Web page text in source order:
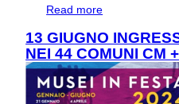
Read more
13 GIUGNO
NEI 44 COMUNI CM